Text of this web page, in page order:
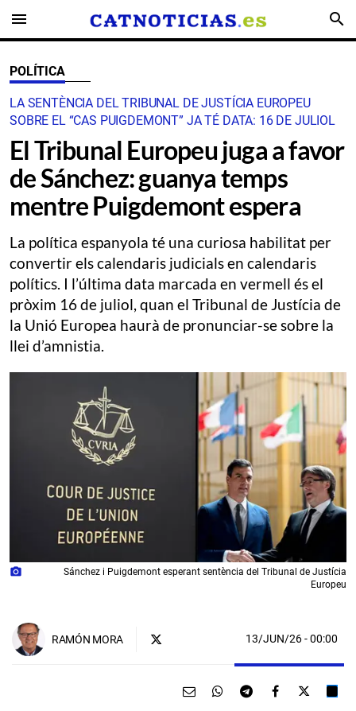
menu search
POLÍTICA
LA SENTÈNCIA DEL TRIBUNAL DE JUSTÍCIA EUROPEU
SOBRE EL “CAS PUIGDEMONT” JA TÉ DATA: 16 DE JULIOL
El Tribunal Europeu juga a favor
de Sánchez: guanya temps
mentre Puigdemont espera
La política espanyola té una curiosa habilitat per
convertir els calendaris judicials en calendaris
polítics. I l’última data marcada en vermell és el
pròxim 16 de juliol, quan el Tribunal de Justícia de
la Unió Europea haurà de pronunciar-se sobre la
llei d’amnistia.
photo_camera
Sánchez i Puigdemont esperant sentència del Tribunal de Justícia
Europeu
RAMÓN MORA 13/JUN/26- 00:00